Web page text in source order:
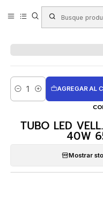
Productos FERRETERÍA
TUBO LED VELL.MAX VL-T8
Cantidad
AGREGAR AL
TUBO LED
40W
Mostrar